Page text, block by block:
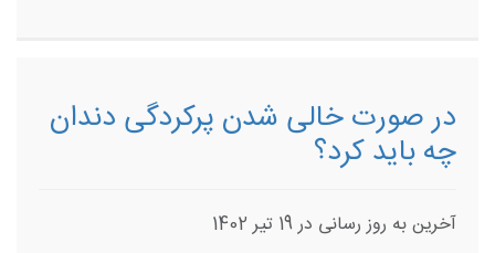
در صورت خالی شدن پرکردگی دندان
چه باید کرد؟
آخرین به روز رسانی در 19 تیر 1402